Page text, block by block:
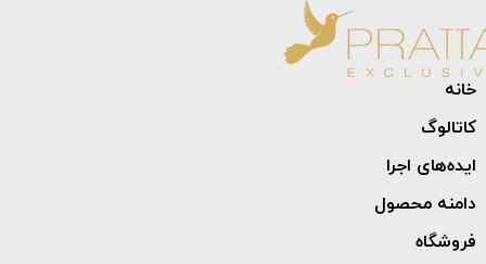
خانه
کاتالوگ
ایده‌های اجرا
دامنه محصول
فروشگاه